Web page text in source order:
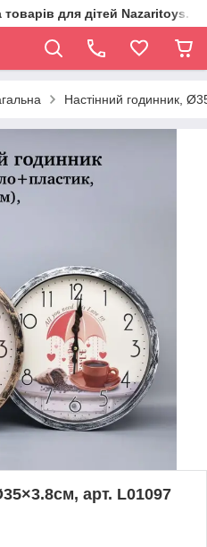
товарів для дітей
Настінний годинник,
арт. L01097